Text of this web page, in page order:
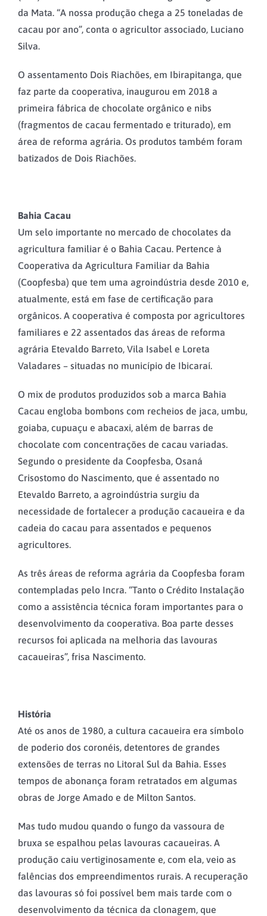
da Mata. “A nossa produção chega a 25 toneladas de
cacau por ano”, conta o agricultor associado, Luciano
Silva.
O assentamento Dois Riachões, em Ibirapitanga, que
faz parte da cooperativa, inaugurou em 2018 a
primeira fábrica de chocolate orgânico e nibs
(fragmentos de cacau fermentado e triturado), em
área de reforma agrária. Os produtos também foram
batizados de Dois Riachões.
Bahia Cacau
Um selo importante no mercado de chocolates da
agricultura familiar é o Bahia Cacau. Pertence à
Cooperativa da Agricultura Familiar da Bahia
(Coopfesba) que tem uma agroindústria desde 2010 e,
atualmente, está em fase de certificação para
orgânicos. A cooperativa é composta por agricultores
familiares e 22 assentados das áreas de reforma
agrária Etevaldo Barreto, Vila Isabel e Loreta
Valadares – situadas no município de Ibicaraí.
O mix de produtos produzidos sob a marca Bahia
Cacau engloba bombons com recheios de jaca, umbu,
goiaba, cupuaçu e abacaxi, além de barras de
chocolate com concentrações de cacau variadas.
Segundo o presidente da Coopfesba, Osaná
Crisostomo do Nascimento, que é assentado no
Etevaldo Barreto, a agroindústria surgiu da
necessidade de fortalecer a produção cacaueira e da
cadeia do cacau para assentados e pequenos
agricultores.
As três áreas de reforma agrária da Coopfesba foram
contempladas pelo Incra. “Tanto o Crédito Instalação
como a assistência técnica foram importantes para o
desenvolvimento da cooperativa. Boa parte desses
recursos foi aplicada na melhoria das lavouras
cacaueiras”, frisa Nascimento.
História
Até os anos de 1980, a cultura cacaueira era símbolo
de poderio dos coronéis, detentores de grandes
extensões de terras no Litoral Sul da Bahia. Esses
tempos de abonança foram retratados em algumas
obras de Jorge Amado e de Milton Santos.
Mas tudo mudou quando o fungo da vassoura de
bruxa se espalhou pelas lavouras cacaueiras. A
produção caiu vertiginosamente e, com ela, veio as
falências dos empreendimentos rurais. A recuperação
das lavouras só foi possível bem mais tarde com o
desenvolvimento da técnica da clonagem, que